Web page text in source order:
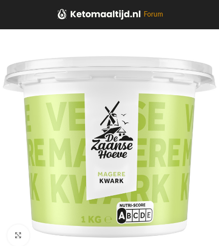
Forum
Klik om te vergroten